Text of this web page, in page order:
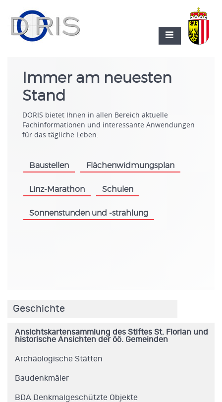
Immer am neuesten
Stand
DORIS bietet Ihnen in allen Bereich aktuelle
Fachinformationen und interessante Anwendungen
für das tägliche Leben.
Baustellen Flächenwidmungsplan
Linz-Marathon Schulen
Sonnenstunden und -strahlung
Geschichte
Ansichtskartensammlung des Stiftes St. Florian und
historische Ansichten der öö. Gemeinden
Archäologische Stätten
Baudenkmäler
BDA Denkmalgeschützte Objekte